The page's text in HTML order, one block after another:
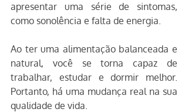
apresentar uma série de sintomas,
como sonolência e falta de energia.
Ao ter uma alimentação balanceada e
natural, você se torna capaz de
trabalhar, estudar e dormir melhor.
Portanto, há uma mudança real na sua
qualidade de vida.